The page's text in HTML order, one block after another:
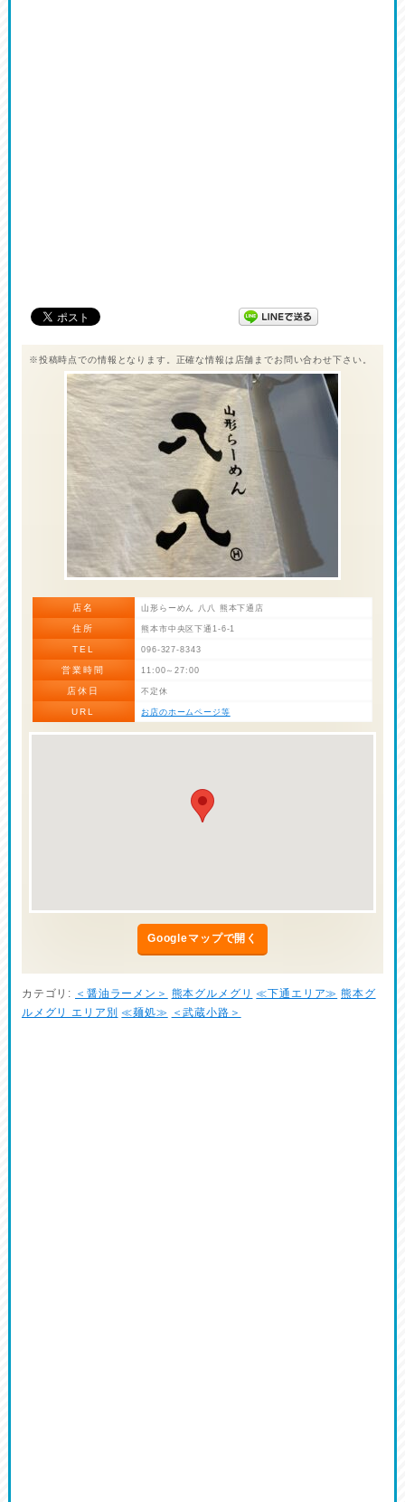
※投稿時点での情報となります。正確な情報は店舗までお問い合わせ下さい。
店名 山形らーめん 八八 熊本下通店
住所 熊本市中央区下通1-6-1
TEL 096-327-8343
営業時間 11:00～27:00
店休日 不定休
URL お店のホームページ等
Googleマップで開く
カテゴリ: ＜醤油ラーメン＞ 熊本グルメグリ ≪下通エリア≫ 熊本グ
ルメグリ エリア別 ≪麺処≫ ＜武蔵小路＞